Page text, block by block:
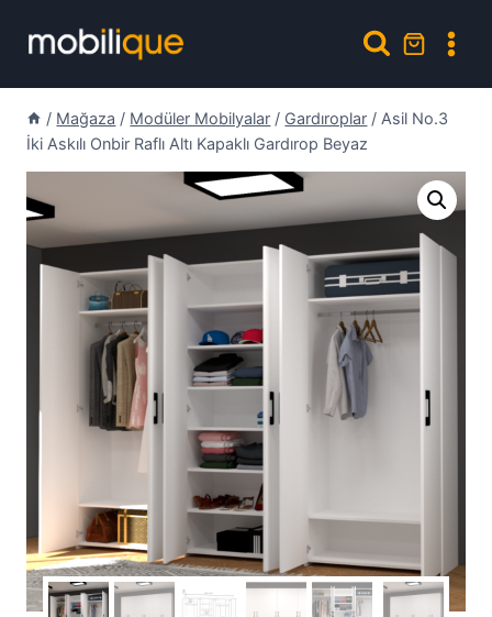
/ Mağaza / Modüler Mobilyalar / Gardıroplar / Asil No.3
İki Askılı Onbir Raflı Altı Kapaklı Gardırop Beyaz